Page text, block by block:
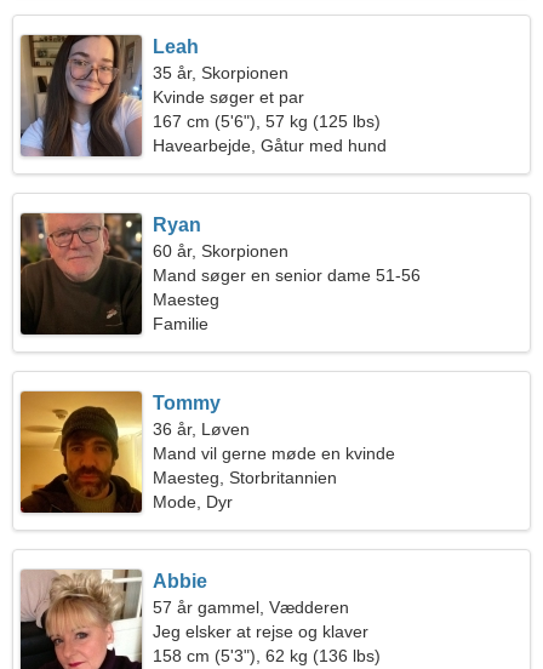
Leah
35 år, Skorpionen
Kvinde søger et par
167 cm (5'6"), 57 kg (125 lbs)
Havearbejde, Gåtur med hund
Ryan
60 år, Skorpionen
Mand søger en senior dame 51-56
Maesteg
Familie
Tommy
36 år, Løven
Mand vil gerne møde en kvinde
Maesteg, Storbritannien
Mode, Dyr
Abbie
57 år gammel, Vædderen
Jeg elsker at rejse og klaver
158 cm (5'3"), 62 kg (136 lbs)